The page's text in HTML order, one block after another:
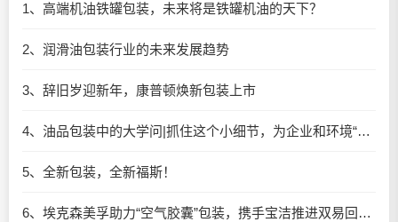
1、高端机油铁罐包装，未来将是铁罐机油的天下？
2、润滑油包装行业的未来发展趋势
3、辞旧岁迎新年，康普顿焕新包装上市
4、油品包装中的大学问|抓住这个小细节，为企业和环境“减负”
5、全新包装，全新福斯！
6、埃克森美孚助力“空气胶囊”包装，携手宝洁推进双易回收细则实施